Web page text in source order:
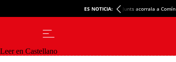
ES NOTICIA: Junts acorrala a Comín
Leer en Castellano